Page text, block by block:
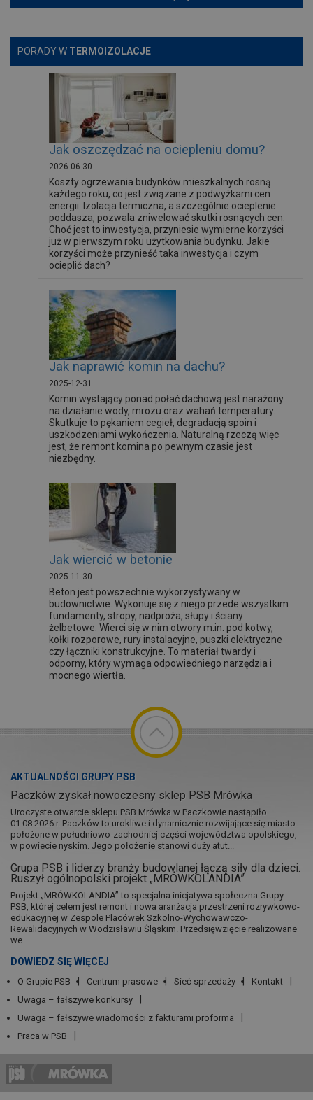
PORADY W TERMOIZOLACJE
Jak oszczędzać na ociepleniu domu?
2026-06-30
Koszty ogrzewania budynków mieszkalnych rosną
każdego roku, co jest związane z podwyżkami cen
energii. Izolacja termiczna, a szczególnie ocieplenie
poddasza, pozwala zniwelować skutki rosnących cen.
Choć jest to inwestycja, przyniesie wymierne korzyści
już w pierwszym roku użytkowania budynku. Jakie
korzyści może przynieść taka inwestycja i czym
ocieplić dach?
Jak naprawić komin na dachu?
2025-12-31
Komin wystający ponad połać dachową jest narażony
na działanie wody, mrozu oraz wahań temperatury.
Skutkuje to pękaniem cegieł, degradacją spoin i
uszkodzeniami wykończenia. Naturalną rzeczą więc
jest, że remont komina po pewnym czasie jest
niezbędny.
Jak wiercić w betonie
2025-11-30
Beton jest powszechnie wykorzystywany w
budownictwie. Wykonuje się z niego przede wszystkim
fundamenty, stropy, nadproża, słupy i ściany
żelbetowe. Wierci się w nim otwory m.in. pod kotwy,
kołki rozporowe, rury instalacyjne, puszki elektryczne
czy łączniki konstrukcyjne. To materiał twardy i
odporny, który wymaga odpowiedniego narzędzia i
mocnego wiertła.
AKTUALNOŚCI GRUPY PSB
Paczków zyskał nowoczesny sklep PSB Mrówka
Uroczyste otwarcie sklepu PSB Mrówka w Paczkowie nastąpiło
01.08.2026 r. Paczków to urokliwe i dynamicznie rozwijające się miasto
położone w południowo-zachodniej części województwa opolskiego,
w powiecie nyskim. Jego położenie stanowi duży atut...
Grupa PSB i liderzy branży budowlanej łączą siły dla dzieci.
Ruszył ogólnopolski projekt „MRÓWKOLANDIA”
Projekt „MRÓWKOLANDIA” to specjalna inicjatywa społeczna Grupy
PSB, której celem jest remont i nowa aranżacja przestrzeni rozrywkowo-
edukacyjnej w Zespole Placówek Szkolno-Wychowawczo-
Rewalidacyjnych w Wodzisławiu Śląskim. Przedsięwzięcie realizowane
we...
DOWIEDZ SIĘ WIĘCEJ
O Grupie PSB Centrum prasowe Sieć sprzedaży
Kontakt
Uwaga – fałszywe konkursy
Uwaga – fałszywe wiadomości z fakturami proforma
Praca w PSB